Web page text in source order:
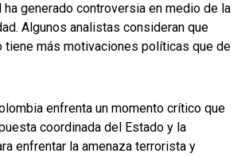
ha generado controversia en medio de la
Algunos analistas consideran que
tiene más motivaciones políticas que de
enfrenta un momento crítico que
coordinada del Estado y la
enfrentar la amenaza terrorista y